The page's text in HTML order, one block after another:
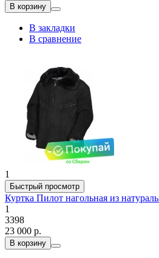
В корзину
В закладки
В сравнение
1
Быстрый просмотр
Куртка Пилот нагольная из
1
3398
23 000 р.
В корзину